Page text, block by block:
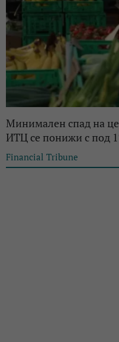
Минимален спад на
ИТЦ се понижи с под
Financial Tribune